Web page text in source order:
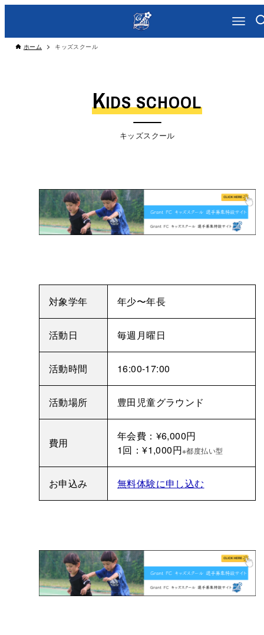
ホーム キッズスクール
KIDS SCHOOL
キッズスクール
対象学年 年少〜年長
活動日 毎週月曜日
活動時間 16:00-17:00
活動場所 豊田児童グラウンド
費用
年会費：¥6,000円
1回：¥1,000円※都度払い型
お申込み 無料体験に申し込む